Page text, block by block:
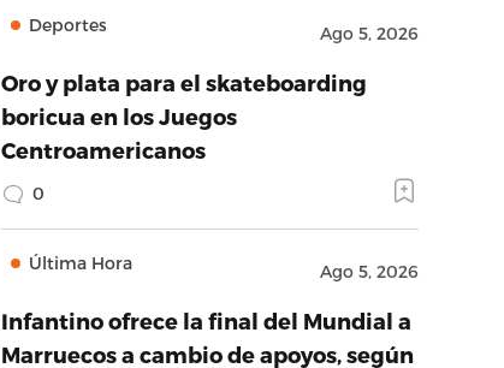
Deportes Ago 5, 2026
Oro y plata para el skateboarding
boricua en los Juegos
Centroamericanos
0
Última Hora Ago 5, 2026
Infantino ofrece la final del Mundial a
Marruecos a cambio de apoyos, según